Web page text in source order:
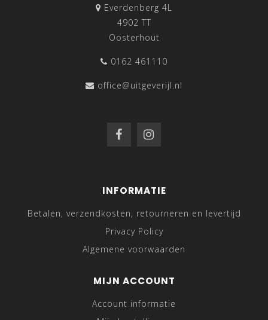
Everdenberg 4L
4902 TT
Oosterhout
0162 461110
office@uitgeverijl.nl
INFORMATIE
Betalen, verzendkosten, retourneren en levertijd
Privacy Policy
Algemene voorwaarden
MIJN ACCOUNT
Account informatie